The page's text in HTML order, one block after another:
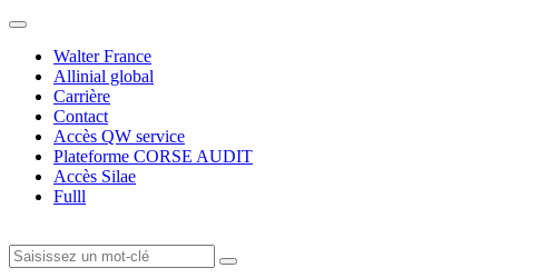
Walter France
Allinial global
Carrière
Contact
Accès QW service
Plateforme CORSE AUDIT
Accès Silae
Fulll